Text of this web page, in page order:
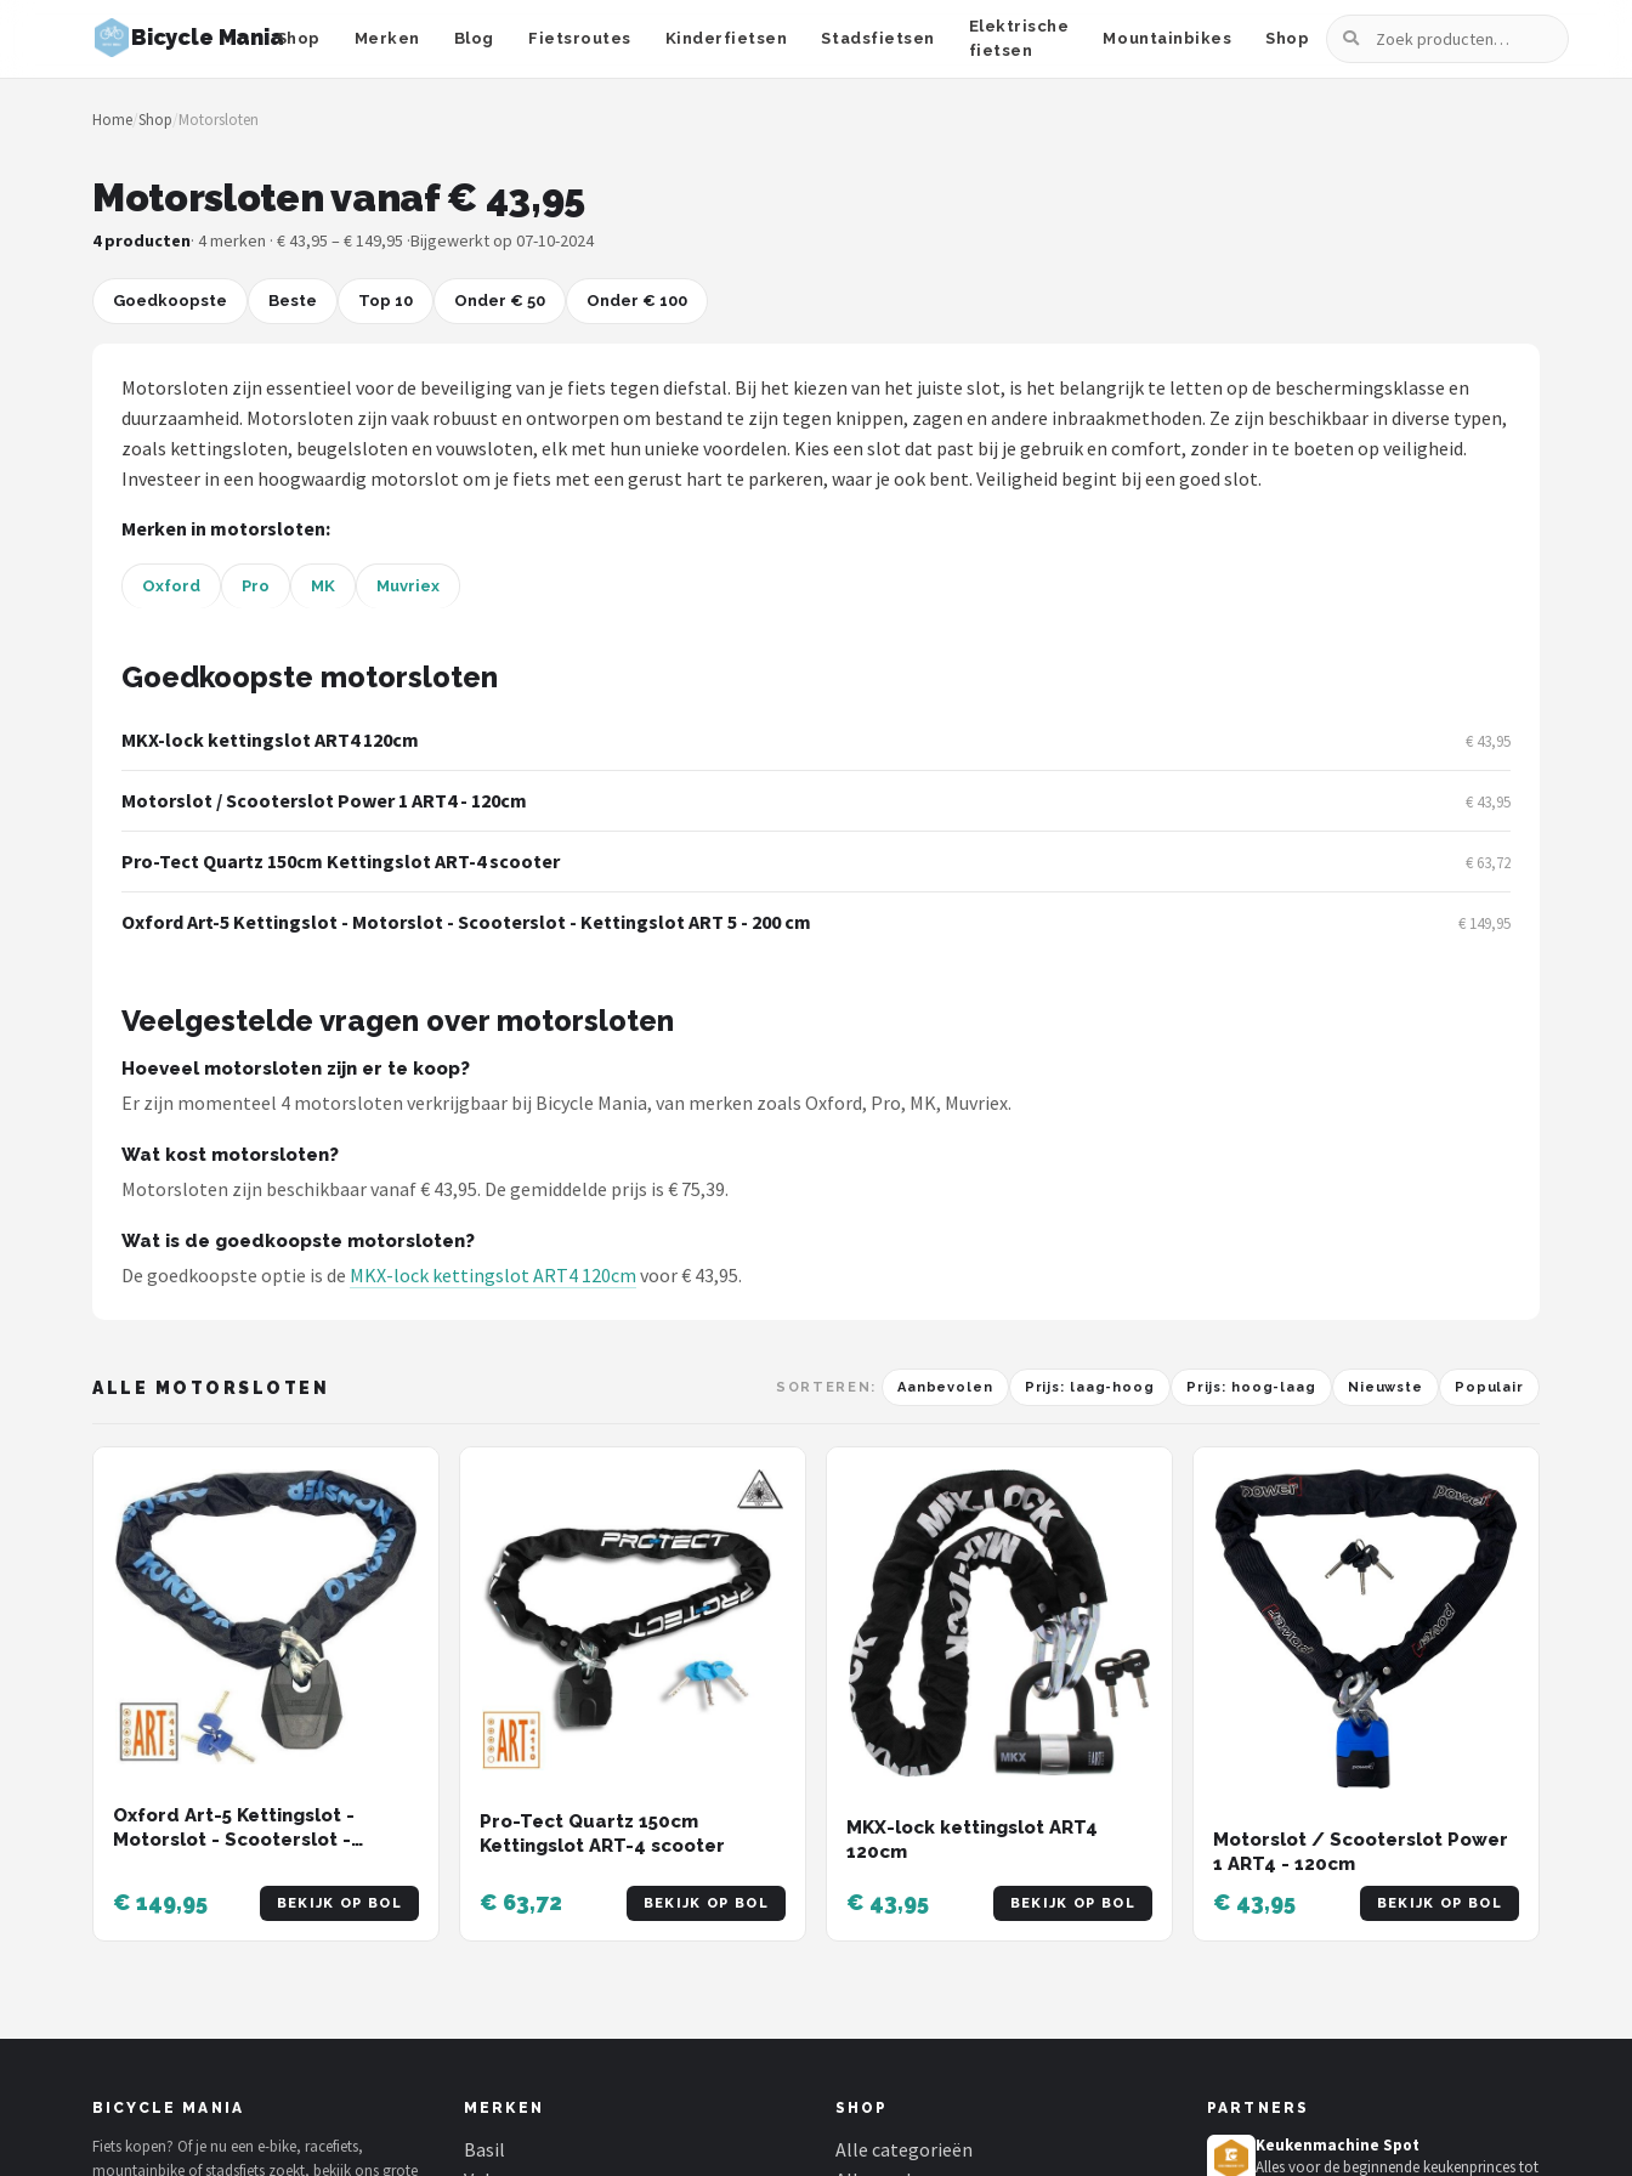
Bicycle ManiaShop Merken Blog Fietsroutes Kinderfietsen Stadsfietsen
Elektrische
fietsen
Mountainbikes Shop
Zoeken
Zoeken
NAVIGATIE
Merken
Kinderfietsen
Stadsfietsen
Elektrische fietsen
Mountainbikes
POPULAIRE MERKEN
BBB Cycling
Schwalbe
Voltano
Home/Shop/Motorsloten
Motorsloten vanaf € 43,95
4 producten· 4 merken · € 43,95 – € 149,95 ·Bijgewerkt op 07-10-2024
Goedkoopste Beste Top 10 Onder € 50 Onder € 100
Motorsloten zijn essentieel voor de beveiliging van je fiets tegen diefstal. Bij het kiezen van het juiste slot, is het belangrijk te letten op de beschermingsklasse en
duurzaamheid. Motorsloten zijn vaak robuust en ontworpen om bestand te zijn tegen knippen, zagen en andere inbraakmethoden. Ze zijn beschikbaar in diverse typen,
zoals kettingsloten, beugelsloten en vouwsloten, elk met hun unieke voordelen. Kies een slot dat past bij je gebruik en comfort, zonder in te boeten op veiligheid.
Investeer in een hoogwaardig motorslot om je fiets met een gerust hart te parkeren, waar je ook bent. Veiligheid begint bij een goed slot.
Merken in motorsloten:
Oxford Pro MK Muvriex
Goedkoopste motorsloten
MKX-lock kettingslot ART4 120cm € 43,95
Motorslot / Scooterslot Power 1 ART4 - 120cm € 43,95
Pro-Tect Quartz 150cm Kettingslot ART-4 scooter € 63,72
Oxford Art-5 Kettingslot - Motorslot - Scooterslot - Kettingslot ART 5 - 200 cm € 149,95
Veelgestelde vragen over motorsloten
Hoeveel motorsloten zijn er te koop?
Er zijn momenteel 4 motorsloten verkrijgbaar bij Bicycle Mania, van merken zoals Oxford, Pro, MK, Muvriex.
Wat kost motorsloten?
Motorsloten zijn beschikbaar vanaf € 43,95. De gemiddelde prijs is € 75,39.
Wat is de goedkoopste motorsloten?
De goedkoopste optie is de MKX-lock kettingslot ART4 120cm voor € 43,95.
ALLE MOTORSLOTEN SORTEREN: Aanbevolen Prijs: laag-hoog Prijs: hoog-laag Nieuwste Populair
Oxford Art-5 Kettingslot -
Motorslot - Scooterslot -
€ 149,95 BEKIJK OP BOL
Pro-Tect Quartz 150cm
Kettingslot ART-4 scooter
€ 63,72 BEKIJK OP BOL
MKX-lock kettingslot ART4
120cm
€ 43,95 BEKIJK OP BOL
Motorslot / Scooterslot Power
1 ART4 - 120cm
€ 43,95 BEKIJK OP BOL
BICYCLE MANIA
Fiets kopen? Of je nu een e-bike, racefiets,
mountainbike of stadsfiets zoekt, bekijk ons grote
MERKEN
Basil
SHOP
Alle categorieën
PARTNERS
Keukenmachine Spot
Alles voor de beginnende keukenprinces tot